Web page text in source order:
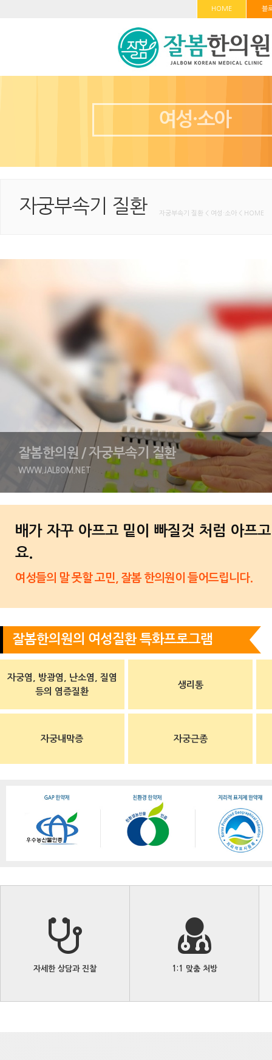
HOME 블
여성·소아
자궁부속기 질환 자궁부속기 질환 < 여성·소아 < HOME
잘봄한의원 / 자궁부속기 질환
WWW.JALBOM.NET
배가 자꾸 아프고 밑이 빠질것 처럼 아프
요.
여성들의 말 못할 고민, 잘봄 한의원이 들어드립니다.
잘봄한의원의 여성질환 특화프로그램
자궁염, 방광염, 난소염, 질염
등의 염증질환
생리통
자궁내막증 자궁근종
자세한 상담과 진찰 1:1 맞춤 처방